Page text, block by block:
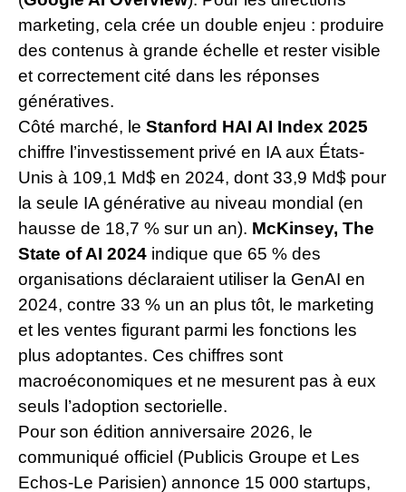
marketing, cela crée un double enjeu : produire
des contenus à grande échelle et rester visible
et correctement cité dans les réponses
génératives.
Côté marché, le Stanford HAI AI Index 2025
chiffre l’investissement privé en IA aux États-
Unis à 109,1 Md$ en 2024, dont 33,9 Md$ pour
la seule IA générative au niveau mondial (en
hausse de 18,7 % sur un an). McKinsey, The
State of AI 2024 indique que 65 % des
organisations déclaraient utiliser la GenAI en
2024, contre 33 % un an plus tôt, le marketing
et les ventes figurant parmi les fonctions les
plus adoptantes. Ces chiffres sont
macroéconomiques et ne mesurent pas à eux
seuls l’adoption sectorielle.
Pour son édition anniversaire 2026, le
communiqué officiel (Publicis Groupe et Les
Echos-Le Parisien) annonce 15 000 startups,